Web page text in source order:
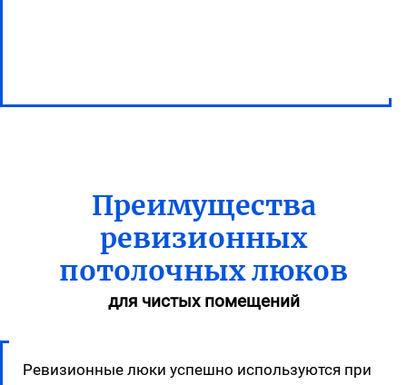
Преимущества
ревизионных
потолочных люков
для чистых помещений
Ревизионные люки успешно используются при